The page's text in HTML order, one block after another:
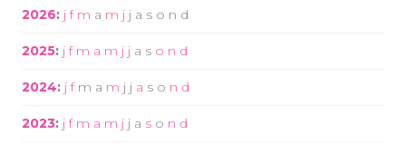
2026: j f m a m j j a s o n d
2025: j f m a m j j a s o n d
2024: j f m a m j j a s o n d
2023: j f m a m j j a s o n d